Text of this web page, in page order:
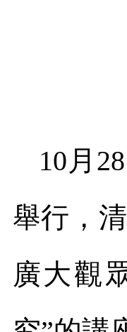
10月 28
舉行，
廣大觀